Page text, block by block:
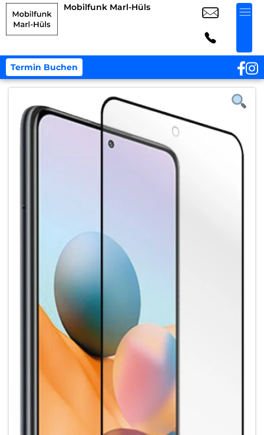
Mobilfunk Marl-Hüls
Termin Buchen